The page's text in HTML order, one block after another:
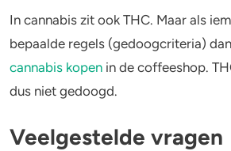
In cannabis zit ook THC. Maar als
bepaalde regels (gedoogcriteria)
cannabis kopen in de coffeeshop.
dus niet gedoogd.
Veelgestelde vragen